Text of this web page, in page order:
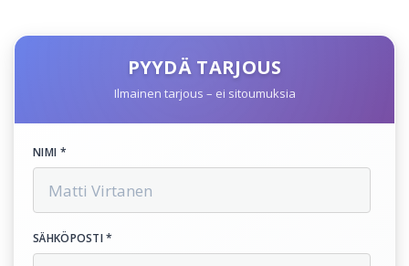
PYYDÄ TARJOUS
Ilmainen tarjous – ei sitoumuksia
NIMI *
SÄHKÖPOSTI *